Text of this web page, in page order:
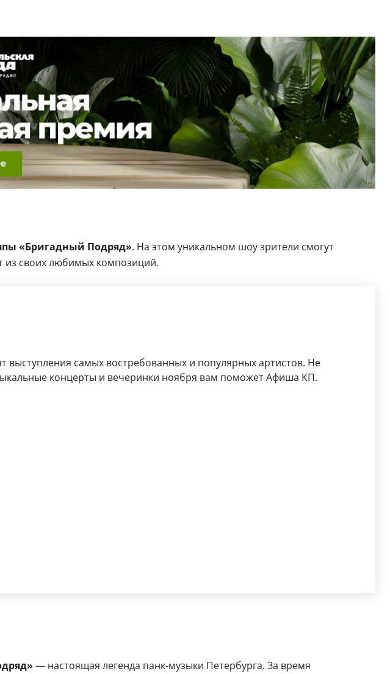
«Бригадный Подряд». На этом уникальном шоу зрители смогут
из своих любимых композиций.
выступления самых востребованных и популярных артистов. Не
концерты и вечеринки ноября вам поможет Афиша КП.
— настоящая легенда панк-музыки Петербурга. За время